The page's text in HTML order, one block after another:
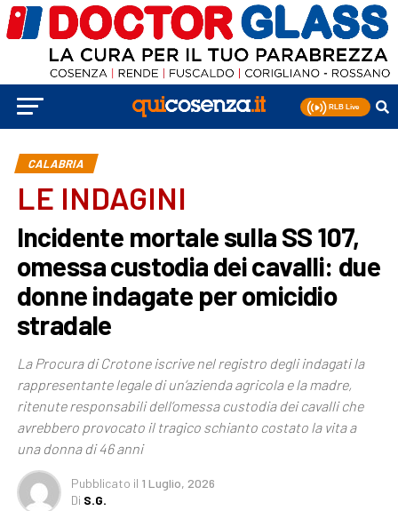
CALABRIA
LE INDAGINI
Incidente mortale sulla SS 107,
omessa custodia dei cavalli: due
donne indagate per omicidio
stradale
La Procura di Crotone iscrive nel registro degli indagati la
rappresentante legale di un’azienda agricola e la madre,
ritenute responsabili dell’omessa custodia dei cavalli che
avrebbero provocato il tragico schianto costato la vita a
una donna di 46 anni
Pubblicato il 1 Luglio, 2026
Di S.G.